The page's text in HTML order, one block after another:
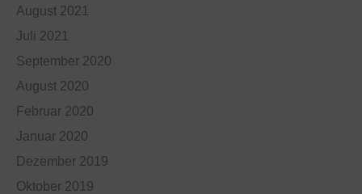
August 2021
Juli 2021
September 2020
August 2020
Februar 2020
Januar 2020
Dezember 2019
Oktober 2019